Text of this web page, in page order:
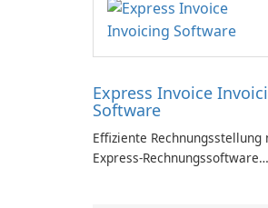
Express Invoice
Software
Effiziente Rechnungsstellung
Express-Rechnungssoftware